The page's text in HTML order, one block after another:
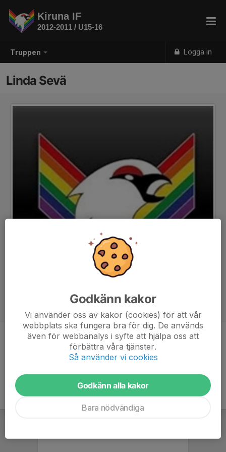
Truppen Logga in
Kiruna IF
2012-2011 / U15-16
Linda Sevä
50 år
Godkänn kakor
Vi använder oss av kakor (cookies) för att vår
webbplats ska fungera bra för dig. De används
även för webbanalys i syfte att hjälpa oss att
förbättra våra tjänster.
Så använder vi cookies
Godkänn alla kakor
Bara nödvändiga